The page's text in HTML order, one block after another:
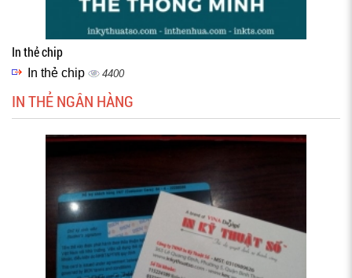
In thẻ chip
In thẻ chip 4400
IN THẺ NGÂN HÀNG